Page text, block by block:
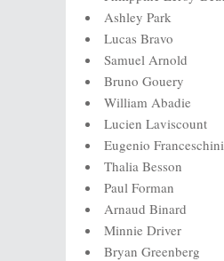
Ashley Park
Lucas Bravo
Samuel Arnold
Bruno Gouery
William Abadie
Lucien Laviscount
Eugenio Franceschini
Thalia Besson
Paul Forman
Arnaud Binard
Minnie Driver
Bryan Greenberg